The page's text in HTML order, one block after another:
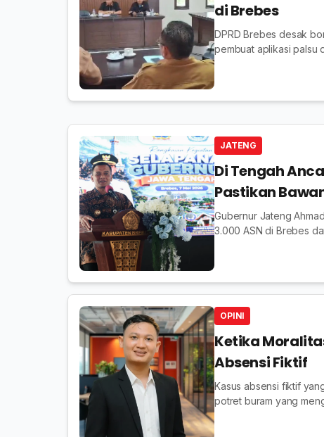
di Brebes
DPRD Brebes desak
pembuat aplikasi palsu
JATENG
Di Tengah
Pastikan
Gubernur Jateng
3.000 ASN di Brebes
OPINI
Ketika
Absensi Fiktif
Kasus absensi fiktif
potret buram yang